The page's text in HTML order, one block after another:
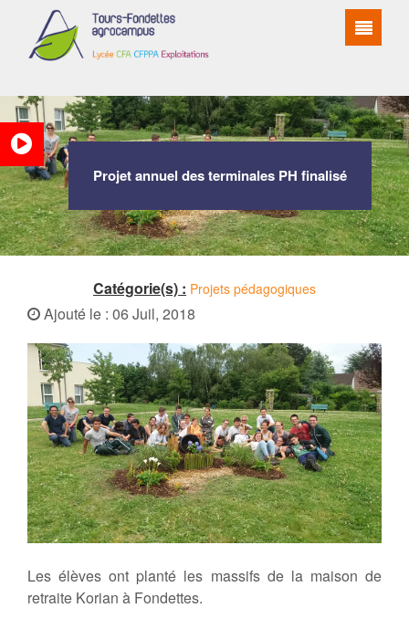
Projet annuel des terminales PH finalisé
Catégorie(s) : Projets pédagogiques
Ajouté le : 06 Juil, 2018
Les élèves ont planté les massifs de la maison de
retraite Korian à Fondettes.